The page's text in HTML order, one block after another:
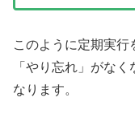
このように定期実
「やり忘れ」がな
なります。